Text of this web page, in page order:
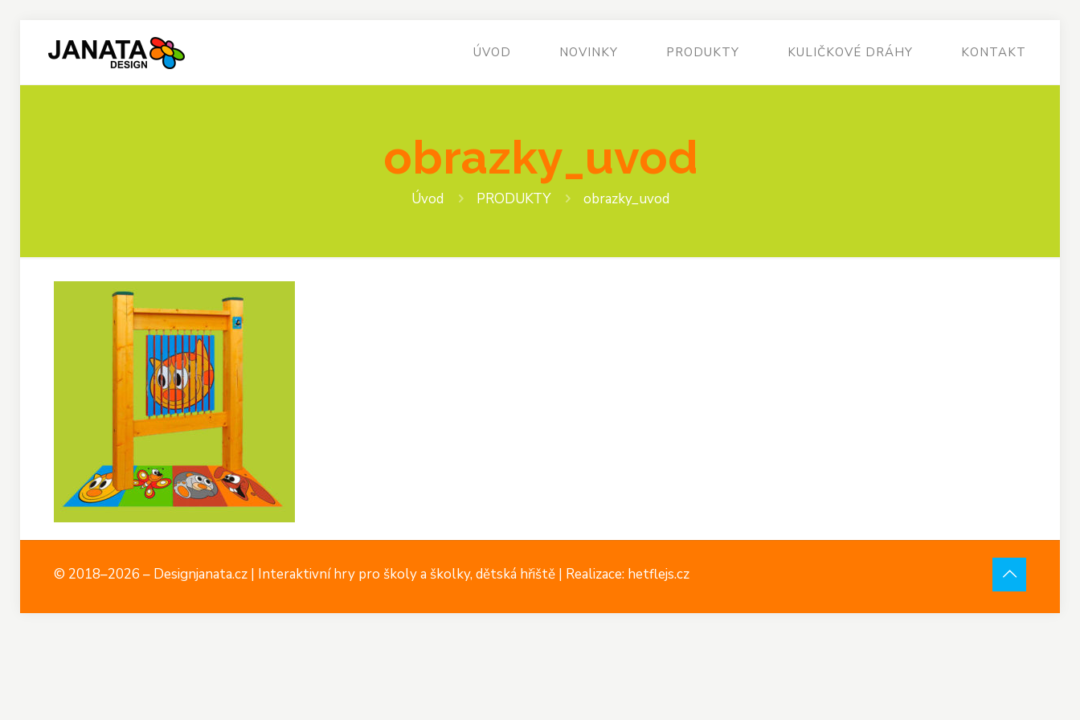
ÚVOD NOVINKY PRODUKTY KULIČKOVÉ DRÁHY KONTAKT
obrazky_uvod
Úvod PRODUKTY obrazky_uvod
© 2018–2026 – Designjanata.cz | Interaktivní hry pro školy a školky, dětská hřiště | Realizace: hetflejs.cz